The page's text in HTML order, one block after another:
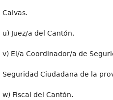
Calvas.
u) Juez/a del Cantón.
v) El/a Coordinador/a de
Seguridad Ciudadana de la
w) Fiscal del Cantón.